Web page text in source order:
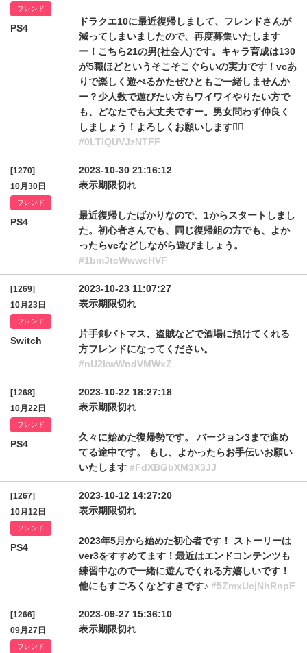
フレンド
PS4
ドラクエ10に最近復帰しまして、フレンドさんが
減ってしまいましたので、再度募集いたします
ー！こちら21の男(社会人)です。キャラ育成は130
が5職ほどというそこそこぐらいの実力です！vcあ
りで楽しく遊べるかたぜひともご一緒しませんか
ー？少人数で遊びたい方もワイワイやりたい方で
も、どなたでも大丈夫ですー。男女問わず仲良く
しましょう！よろしくお願いします🙇‍♀️
#0LTlQUVJzNTFF
[1270]
10月30日
フレンド
PS4
2023-10-30 21:16:12
表示期限切れ
最近復帰したばかりなので、1からスタートしまし
た。初心者さんでも、同じ復帰組の方でも、よか
ったらvcなどしながら遊びましょう。
#1bmJtcWwwcHVF
[1269]
10月23日
フレンド
Switch
2023-10-23 11:07:27
表示期限切れ
片手剣バトマス、盗賊などで酒場に預けてくれる
方フレンドになってください。
#nU2kwWndVMWxZ
[1268]
10月22日
フレンド
PS4
2023-10-22 18:27:18
表示期限切れ
久々に始めた復帰勢です。 バージョン3まで進め
てる途中です。 もし、よかったらお手伝いお願い
いたします #FdXBGbXM3X3JJ
[1267]
10月12日
フレンド
PS4
2023-10-12 14:27:20
表示期限切れ
2023年5月から始めた初心者です！ ストーリーは
ver3をすすめてます！最近はエンドコンテンツも
練習中なので一緒に遊んでくれる方嬉しいです！
他にもすごろくなどすきです♪ #5ZmxUejNhRnpF
[1266]
09月27日
フレンド
2023-09-27 15:36:10
表示期限切れ